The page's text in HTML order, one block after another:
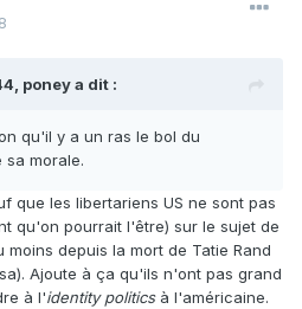
poneya dit :
qu'il y a un ras le bol du
sa morale.
que les libertariens US ne sont pas
qu'on pourrait l'être) sur le sujet de
depuis la mort de Tatie Rand
Ajoute à ça qu'ils n'ont pas grand
à l'identity politicsà l'américaine.